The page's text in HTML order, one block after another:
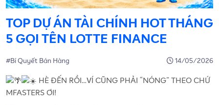
TOP DỰ ÁN TÀI CHÍNH HOT THÁNG
5 GỌI TÊN LOTTE FINANCE
#Bí Quyết Bán Hàng 14/05/2026
HÈ ĐẾN RỒI…VÍ CŨNG PHẢI “NÓNG” THEO CHỨ
MFASTERS ƠI!